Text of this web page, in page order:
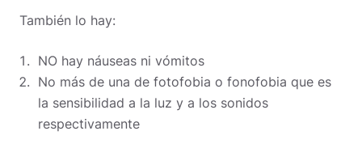
También lo hay:
NO hay náuseas ni vómitos
No más de una de fotofobia o fonofobia que es
la sensibilidad a la luz y a los sonidos
respectivamente